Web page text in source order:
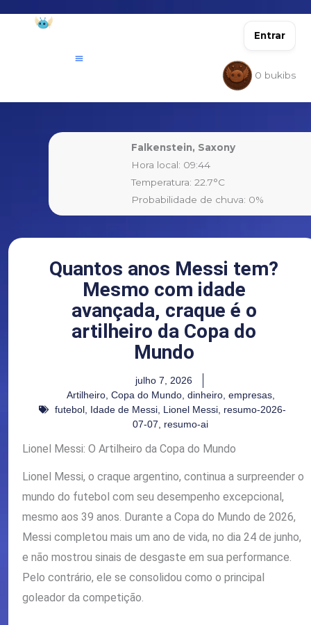
Entrar
0 bukibs
Falkenstein, Saxony
Hora local: 09:44
Temperatura: 22.7°C
Probabilidade de chuva: 0%
Quantos anos Messi tem?
Mesmo com idade
avançada, craque é o
artilheiro da Copa do
Mundo
julho 7, 2026
Artilheiro, Copa do Mundo, dinheiro, empresas,
futebol Idade de Messi Lionel Messi resumo-2026-
07-07
resumo-ai
Lionel Messi: O Artilheiro da Copa do Mundo
Lionel Messi, o craque argentino, continua a surpreender o
mundo do futebol com seu desempenho excepcional,
mesmo aos 39 anos. Durante a Copa do Mundo de 2026,
Messi completou mais um ano de vida, no dia 24 de junho,
e não mostrou sinais de desgaste em sua performance.
Pelo contrário, ele se consolidou como o principal
goleador da competição.